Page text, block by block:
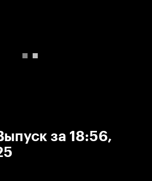
за 18:56,